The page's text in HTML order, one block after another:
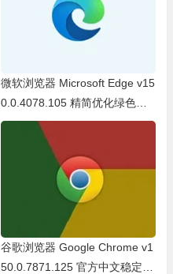
微软浏览器 Microsoft Edge v15
0.0.4078.105 精简优化绿色便
携版
谷歌浏览器 Google Chrome v1
50.0.7871.125 官方中文稳定